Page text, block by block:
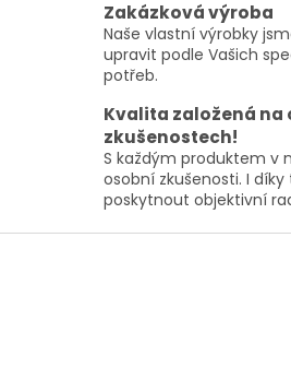
v
ý
p
u
Zakázková výroba
Naše vlastní výrobky
upravit podle Vašich
potřeb.
Kvalita založená na
zkušenostech!
S každým produktem v
osobní zkušenosti. I
poskytnout objektivní
Z